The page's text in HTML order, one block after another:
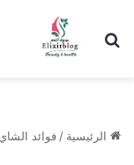
ابحث عن
الرئيسية / فوائد